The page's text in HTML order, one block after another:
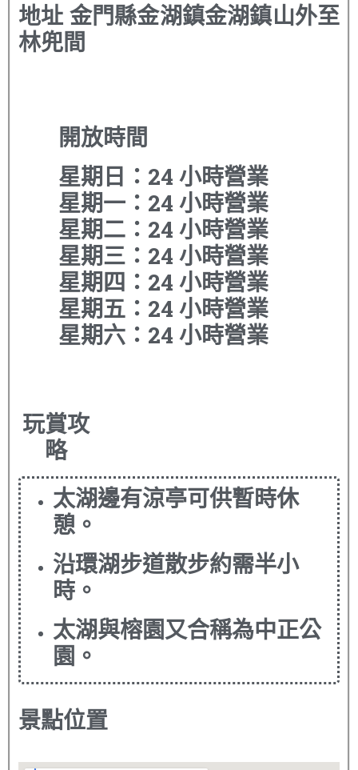
地址 金門縣金湖鎮金湖鎮山外至
林兜間
開放時間
星期日：24 小時營業
星期一：24 小時營業
星期二：24 小時營業
星期三：24 小時營業
星期四：24 小時營業
星期五：24 小時營業
星期六：24 小時營業
玩賞攻
略
太湖邊有涼亭可供暫時休
憩。
沿環湖步道散步約需半小
時。
太湖與榕園又合稱為中正公
園。
景點位置